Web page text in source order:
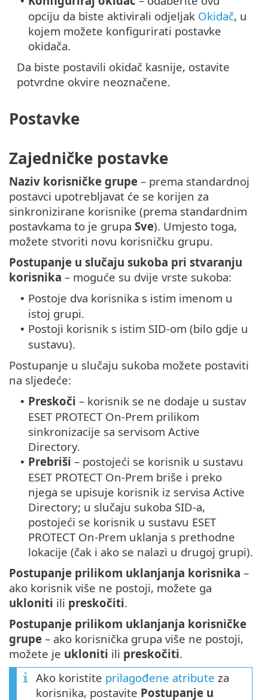
opciju da biste aktivirali odjeljak Okidač, u
kojem možete konfigurirati postavke
okidača.
Da biste postavili okidač kasnije, ostavite
potvrdne okvire neoznačene.
Postavke
Zajedničke postavke
Naziv korisničke grupe – prema standardnoj
postavci upotrebljavat će se korijen za
sinkronizirane korisnike (prema standardnim
postavkama to je grupa Sve). Umjesto toga,
možete stvoriti novu korisničku grupu.
Postupanje u slučaju sukoba pri stvaranju
korisnika – moguće su dvije vrste sukoba:
• Postoje dva korisnika s istim imenom u
istoj grupi.
• Postoji korisnik s istim SID-om (bilo gdje u
sustavu).
Postupanje u slučaju sukoba možete postaviti
na sljedeće:
• Preskoči – korisnik se ne dodaje u sustav
ESET PROTECT On-Prem prilikom
sinkronizacije sa servisom Active
Directory.
• Prebriši – postojeći se korisnik u sustavu
ESET PROTECT On-Prem briše i preko
njega se upisuje korisnik iz servisa Active
Directory; u slučaju sukoba SID-a,
postojeći se korisnik u sustavu ESET
PROTECT On-Prem uklanja s prethodne
lokacije (čak i ako se nalazi u drugoj grupi).
Postupanje prilikom uklanjanja korisnika –
ako korisnik više ne postoji, možete ga
ukloniti ili preskočiti.
Postupanje prilikom uklanjanja korisničke
grupe – ako korisnička grupa više ne postoji,
možete je ukloniti ili preskočiti.
Ako koristite prilagođene atribute za
korisnika, postavite Postupanje u